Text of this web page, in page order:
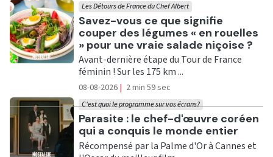
Ecouter
Savez-vous ce que signifie
couper des légumes « en rouelles
» pour une vraie salade niçoise ?
Les Détours de France du Chef Albert
Avant-dernière étape du Tour de France
féminin ! Sur les 175 km ...
08-08-2026 | 2 min 59 sec
Ecouter
Parasite : le chef-d'œuvre coréen
qui a conquis le monde entier
C'est quoi le programme sur vos écrans?
Récompensé par la Palme d'Or à Cannes et